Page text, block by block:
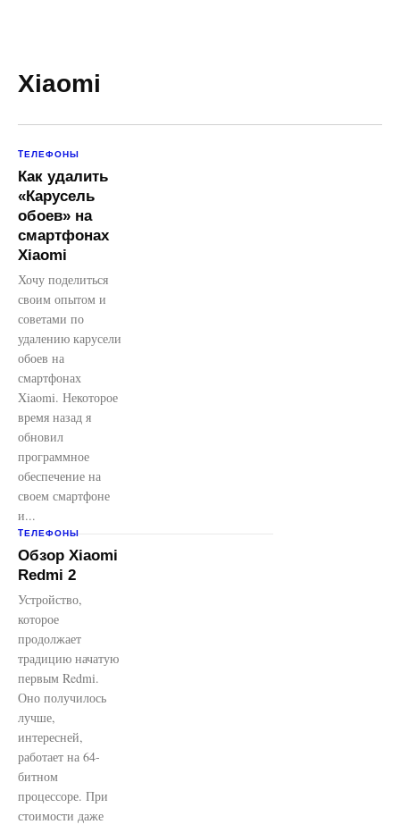
Xiaomi
TЕЛЕФОНЫ
Как удалить
«Карусель
обоев» на
смартфонах
Xiaomi
Хочу поделиться
своим опытом и
советами по
удалению карусели
обоев на
смартфонах
Xiaomi. Некоторое
время назад я
обновил
программное
обеспечение на
своем смартфоне
и...
TЕЛЕФОНЫ
Обзор Xiaomi
Redmi 2
Устройство,
которое
продолжает
традицию начатую
первым Redmi.
Оно получилось
лучше,
интересней,
работает на 64-
битном
процессоре. При
стоимости даже